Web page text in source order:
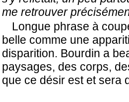
me retrouver
Longue phrase à
belle comme une
disparition. Bourdin a
paysages, des corps,
que ce désir est et sera